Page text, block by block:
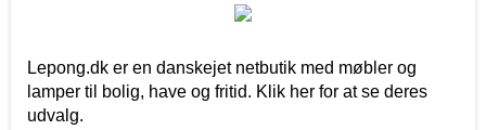
Lepong.dk er en danskejet netbutik med møbler og
lamper til bolig, have og fritid. Klik her for at se deres
udvalg.